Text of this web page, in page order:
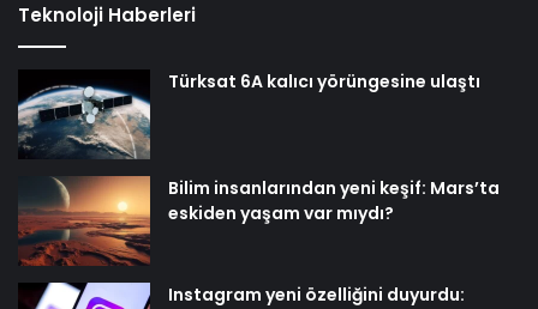
Teknoloji Haberleri
Türksat 6A kalıcı yörüngesine ulaştı
Bilim insanlarından yeni keşif: Mars’ta
eskiden yaşam var mıydı?
Instagram yeni özelliğini duyurdu: